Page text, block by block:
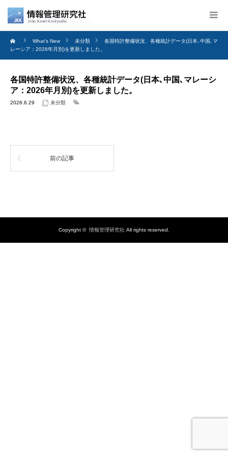
What’s New 未分類
各国特許整備状況、各種統計データ(日本､中国､マ
レーシア：2026年月別)を更新しました。
各国特許整備状況、各種統計データ(日本､中国､マレーシ
ア：2026年月別)を更新しました。
2026.6.29 未分類
前の記事
Copyright © 情報管理研究社 All rights reserved.